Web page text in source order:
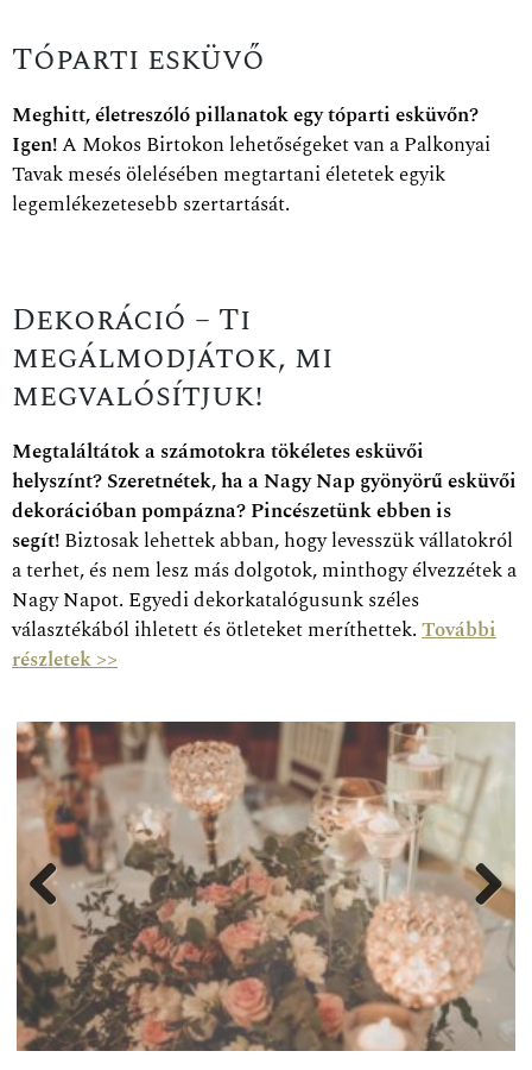
Tóparti esküvő
Meghitt, életreszóló pillanatok egy tóparti esküvőn?
Igen! A Mokos Birtokon lehetőségeket van a Palkonyai
Tavak mesés ölelésében megtartani életetek egyik
legemlékezetesebb szertartását.
Dekoráció – Ti
megálmodjátok, mi
megvalósítjuk!
Megtaláltátok a számotokra tökéletes esküvői
helyszínt? Szeretnétek, ha a Nagy Nap gyönyörű esküvői
dekorációban pompázna? Pincészetünk ebben is
segít!Biztosak lehettek abban, hogy levesszük vállatokról
a terhet, és nem lesz más dolgotok, minthogy élvezzétek a
Nagy Napot. Egyedi dekorkatalógusunk széles
választékából ihletett és ötleteket meríthettek. További
részletek >>
Previ
ous
Next